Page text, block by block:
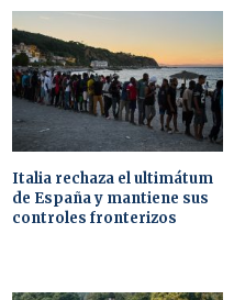
Italia rechaza el ultimátum
de España y mantiene sus
controles fronterizos